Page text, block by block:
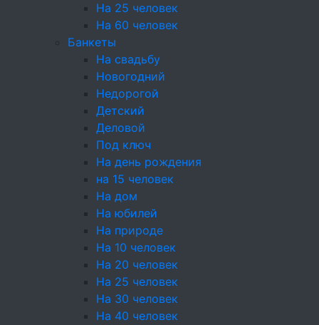
На 25 человек
На 60 человек
Банкеты
На свадьбу
Новогодний
Недорогой
Детский
Деловой
Под ключ
На день рождения
на 15 человек
На дом
На юбилей
На природе
На 10 человек
На 20 человек
На 25 человек
На 30 человек
На 40 человек
Конфеты ручной работы в подарок при заказе
от 10000₽
Песочная
тарталетка с
салатом "Селедка
на шубе"